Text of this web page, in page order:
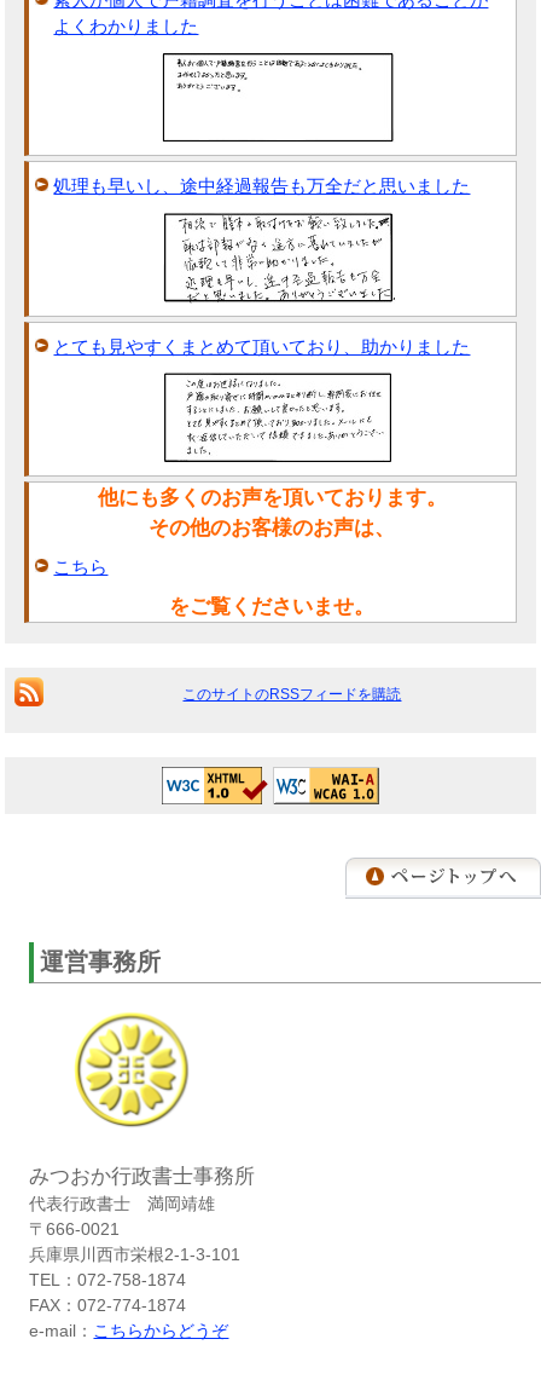
よくわかりました
処理も早いし、途中経過報告も万全だと思いました
とても見やすくまとめて頂いており、助かりました
他にも多くのお声を頂いております。
その他のお客様のお声は、
こちら
をご覧くださいませ。
このサイトのRSSフィードを購読
運営事務所
みつおか行政書士事務所
代表行政書士 満岡靖雄
〒666-0021
兵庫県川西市栄根2-1-3-101
TEL：072-758-1874
FAX：072-774-1874
e-mail： こちらからどうぞ